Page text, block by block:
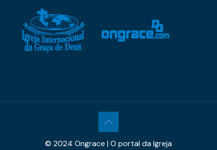
© 2024 Ongrace | O portal da Igreja